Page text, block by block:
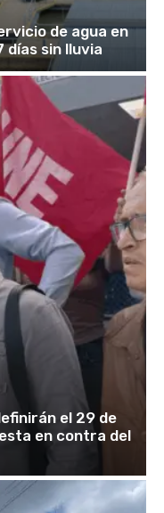
de agua en
sin lluvia
el 29 de
en contra del